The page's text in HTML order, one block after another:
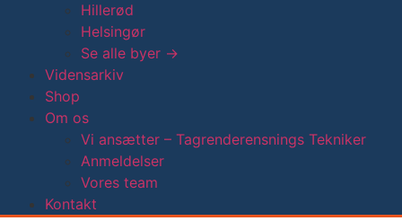
Hillerød
Helsingør
Se alle byer →
Vidensarkiv
Shop
Om os
Vi ansætter – Tagrenderensnings Tekniker
Anmeldelser
Vores team
Kontakt